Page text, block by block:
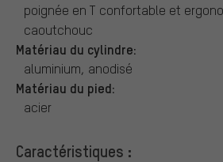
poignée en T confortable et
caoutchouc
Matériau du cylindre:
aluminium, anodisé
Matériau du pied:
acier
Caractéristiques :